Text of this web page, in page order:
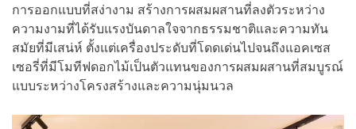
การออกแบบที่สง่างาม สร้างการผสมผสานที่ลงตัวระหว่าง
ความงามที่ได้รับแรงบันดาลใจจากธรรมชาติและความทัน
สมัยที่มีเสน่ห์ ตั้งแต่เครื่องประดับที่โดดเด่นไปจนถึงแอคเซส
เซอรี่ที่มีโมทีฟดอกไม้เป็นตัวแทนของการผสมผสานที่สมบูรณ์
แบบระหว่างโครงสร้างและความนุ่มนวล